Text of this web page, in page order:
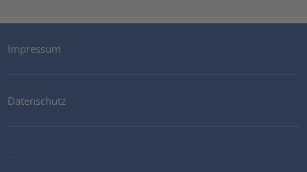
Impressum
Datenschutz